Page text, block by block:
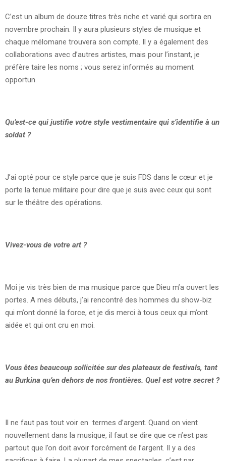
C’est un album de douze titres très riche et varié qui sortira en
novembre prochain. Il y aura plusieurs styles de musique et
chaque mélomane trouvera son compte. Il y a également des
collaborations avec d’autres artistes, mais pour l’instant, je
préfère taire les noms ; vous serez informés au moment
opportun.
Qu’est-ce qui justifie votre style vestimentaire qui s’identifie à un
soldat ?
J’ai opté pour ce style parce que je suis FDS dans le cœur et je
porte la tenue militaire pour dire que je suis avec ceux qui sont
sur le théâtre des opérations.
Vivez-vous de votre art ?
Moi je vis très bien de ma musique parce que Dieu m’a ouvert les
portes. A mes débuts, j’ai rencontré des hommes du show-biz
qui m’ont donné la force, et je dis merci à tous ceux qui m’ont
aidée et qui ont cru en moi.
Vous êtes beaucoup sollicitée sur des plateaux de festivals, tant
au Burkina qu’en dehors de nos frontières. Quel est votre secret ?
Il ne faut pas tout voir en termes d’argent. Quand on vient
nouvellement dans la musique, il faut se dire que ce n’est pas
partout que l’on doit avoir forcément de l’argent. Il y a des